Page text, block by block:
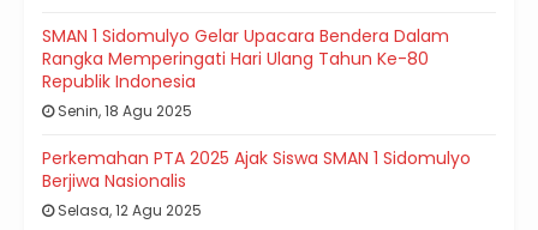
SMAN 1 Sidomulyo Gelar Upacara Bendera Dalam
Rangka Memperingati Hari Ulang Tahun Ke-80
Republik Indonesia
Senin, 18 Agu 2025
Perkemahan PTA 2025 Ajak Siswa SMAN 1 Sidomulyo
Berjiwa Nasionalis
Selasa, 12 Agu 2025